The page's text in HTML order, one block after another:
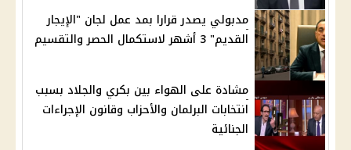
مدبولي يصدر قرارا بمد عمل لجان "الإيجار
القديم" 3 أشهر لاستكمال الحصر والتقسيم
مشادة على الهواء بين بكري والجلاد بسبب
انتخابات البرلمان والأحزاب وقانون الإجراءات
الجنائية